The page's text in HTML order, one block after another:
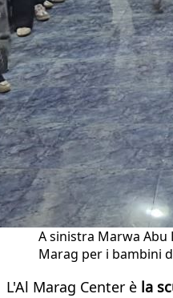
A sinistra Marwa Abu
Marag per i bambini
L'Al Marag Center è la